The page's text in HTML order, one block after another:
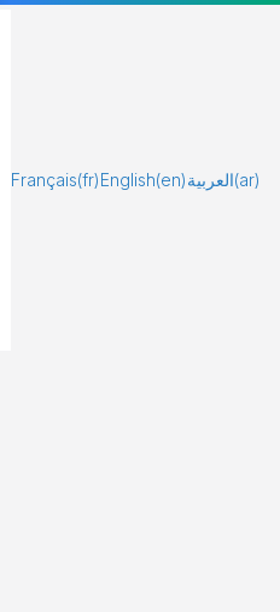
Français(fr) English(en)العربية(ar)